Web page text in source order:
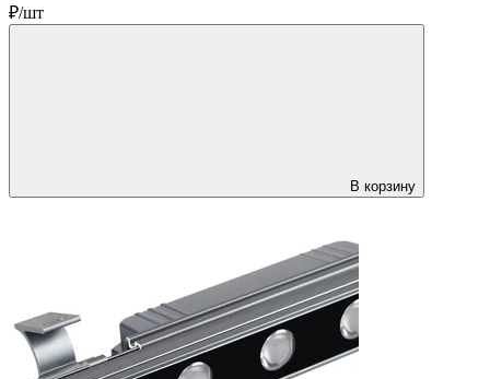
₽/шт
В корзину